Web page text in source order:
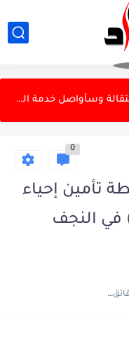
عراقجي: القوات المسلحة الإيرانية أثبتت جاهزيتها أمام أقوى جيش
بزشكيان: لا نية للاستقالة وسأواصل خدمة الشعب
الدفاع الروسية تعلن استهداف سفينتين أوكرانيتين لنقل البضائع في البحر...
السعودية
0
تأمين إحياء
النجف